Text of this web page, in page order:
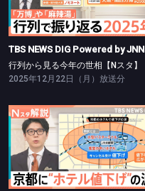
行列から見る今年の世相【Nスタ】
TBS NEWS DIG Powered by JNN
行列から見る今年の世相【Nスタ】
2025年12月22日（月）放送分
TBS NEWS DIG Powered by JNN
京都に“ホテル値下げ”の波【Nスタ】